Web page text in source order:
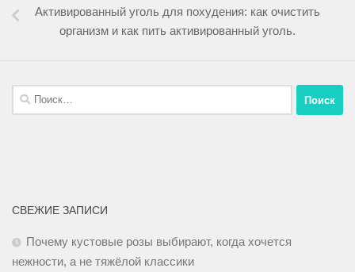
Активированный уголь для похудения: как очистить
организм и как пить активированный уголь.
СВЕЖИЕ ЗАПИСИ
Почему кустовые розы выбирают, когда хочется
нежности, а не тяжёлой классики